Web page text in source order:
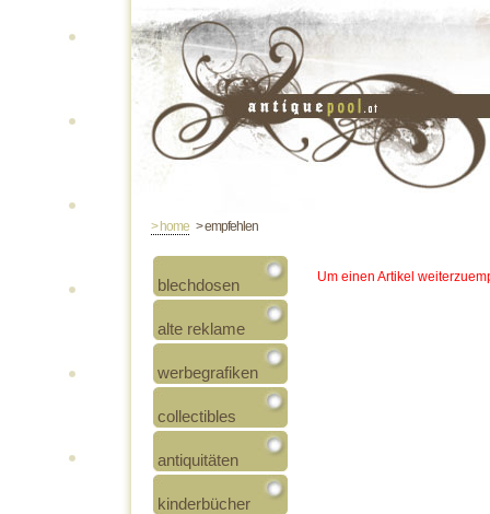
> home > empfehlen
blechdosen
alte reklame
werbegrafiken
collectibles
antiquitäten
kinderbücher
Um einen Artikel